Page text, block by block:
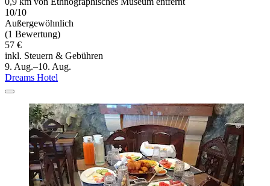
10/10
Außergewöhnlich
(1 Bewertung)
57 €
inkl. Steuern & Gebühren
9. Aug.–10. Aug.
Dreams Hotel